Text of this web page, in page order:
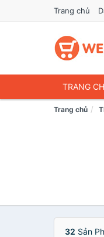
Trang chủ
TRANG
ĐIỆN
Trang chủ
32 Sản